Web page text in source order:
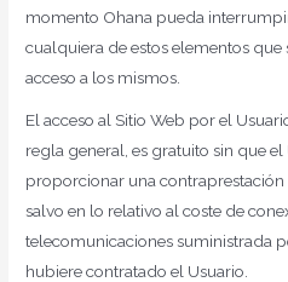
momento Ohana pueda
cualquiera de estos elementos que
acceso a los mismos.
El acceso al Sitio Web por el
regla general, es gratuito sin que
proporcionar una
salvo en lo relativo al coste de
telecomunicaciones suministrada
hubiere contratado el Usuario.